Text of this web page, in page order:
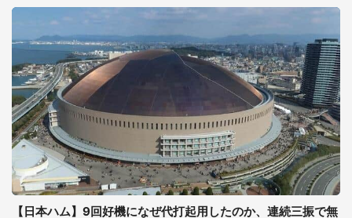
【日本ハム】9回好機になぜ代打起用したのか、連続三振で無